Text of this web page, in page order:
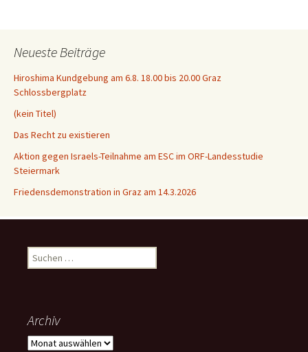
Neueste Beiträge
Hiroshima Kundgebung am 6.8. 18.00 bis 20.00 Graz
Schlossbergplatz
(kein Titel)
Das Recht zu existieren
Aktion gegen Israels-Teilnahme am ESC im ORF-Landesstudie
Steiermark
Friedensdemonstration in Graz am 14.3.2026
Suchen
nach:
Archiv
Archiv